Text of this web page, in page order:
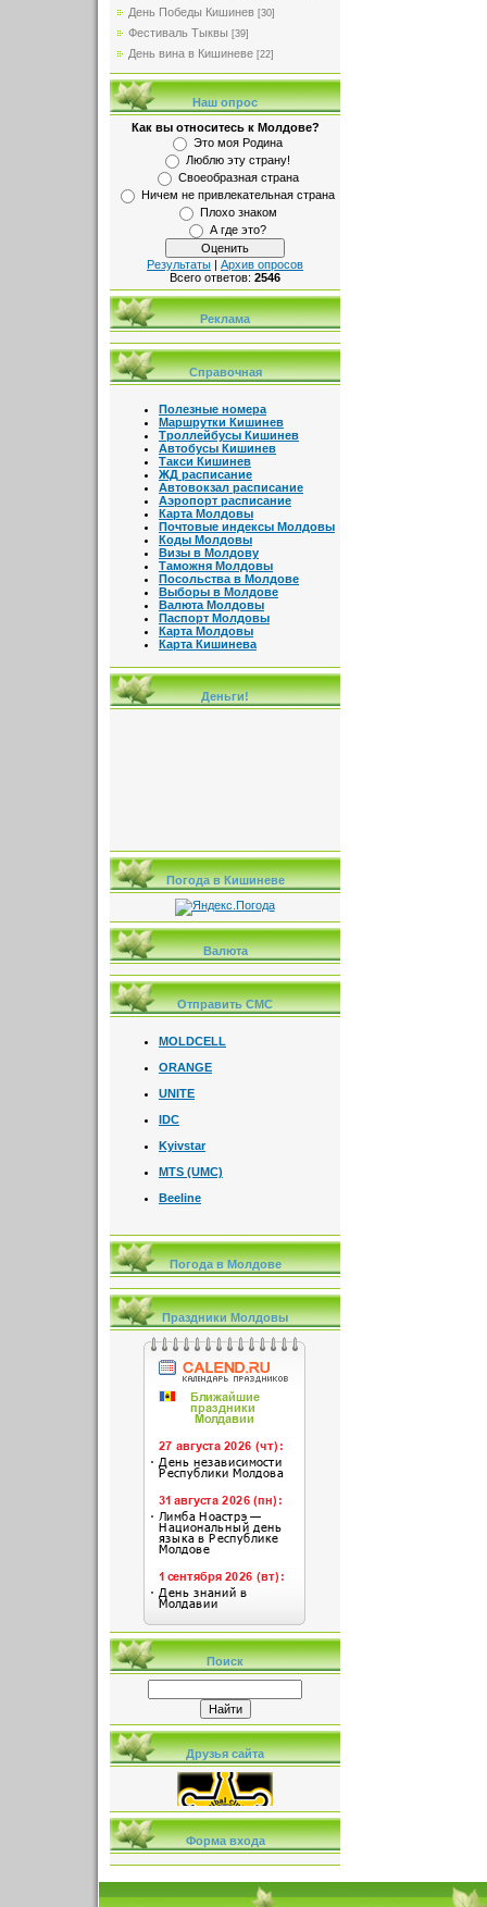
День Победы Кишинев [30]
Фестиваль Тыквы [39]
День вина в Кишиневе [22]
Наш опрос
Как вы относитесь к Молдове?
Это моя Родина
Люблю эту страну!
Своеобразная страна
Ничем не привлекательная страна
Плохо знаком
А где это?
Результаты | Архив опросов
Всего ответов: 2546
Реклама
Справочная
Полезные номера
Маршрутки Кишинев
Троллейбусы Кишинев
Автобусы Кишинев
Такси Кишинев
ЖД расписание
Автовокзал расписание
Аэропорт расписание
Карта Молдовы
Почтовые индексы Молдовы
Коды Молдовы
Визы в Молдову
Таможня Молдовы
Посольства в Молдове
Выборы в Молдове
Валюта Молдовы
Паспорт Молдовы
Карта Молдовы
Карта Кишинева
Деньги!
Погода в Кишиневе
Валюта
Отправить СМС
MOLDCELL
ORANGE
UNITE
IDC
Kyivstar
MTS (UMC)
Beeline
Погода в Молдове
Праздники Молдовы
Поиск
Друзья сайта
Форма входа